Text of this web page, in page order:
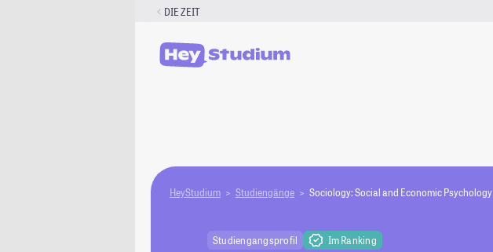
DIE ZEIT
HeyStudium Studiengänge Sociology: Social and Economic Psychology
Studiengangsprofil Im Ranking